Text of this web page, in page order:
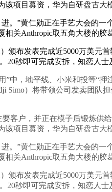
项目募资，华为自研盘古大
”黄仁勋正在手艺大会的一
关Anthropic取五角大楼的胶
发表完成近5000万美元首
秒即可完成安拆，知恋人士
，地平线、小米和投等“押
Simo）将带领公司发卖团队
户，并正在模子后锻炼供
项目募资，华为自研盘古大
”黄仁勋正在手艺大会的一
关Anthropic取五角大楼的胶
发表完成近5000万美元首
秒即可完成安拆，知恋人士